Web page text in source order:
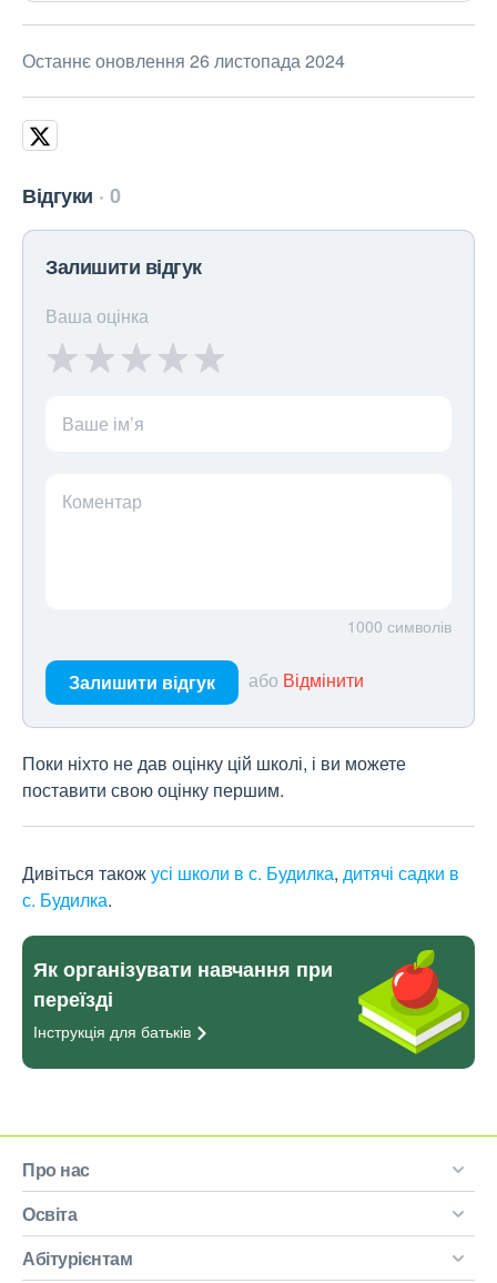
Останнє оновлення 26 листопада 2024
Відгуки 0
Залишити відгук
Ваша оцінка
Ваше ім’я
Коментар
1000 символів
Залишити відгук або Відмінити
Поки ніхто не дав оцінку цій школі, і ви можете
поставити свою оцінку першим.
Дивіться такожусі школи в с. Будилка, дитячі садки в
с. Будилка.
Як організувати навчання при
переїзді
Інструкція для батьків
Про нас
Освіта
Абітурієнтам